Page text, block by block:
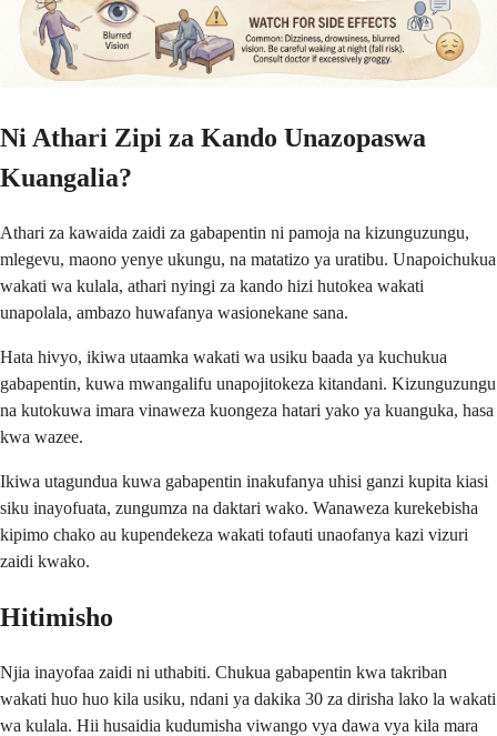
Ni Athari Zipi za Kando Unazopaswa
Kuangalia?
Athari za kawaida zaidi za gabapentin ni pamoja na kizunguzungu,
mlegevu, maono yenye ukungu, na matatizo ya uratibu. Unapoichukua
wakati wa kulala, athari nyingi za kando hizi hutokea wakati
unapolala, ambazo huwafanya wasionekane sana.
Hata hivyo, ikiwa utaamka wakati wa usiku baada ya kuchukua
gabapentin, kuwa mwangalifu unapojitokeza kitandani. Kizunguzungu
na kutokuwa imara vinaweza kuongeza hatari yako ya kuanguka, hasa
kwa wazee.
Ikiwa utagundua kuwa gabapentin inakufanya uhisi ganzi kupita kiasi
siku inayofuata, zungumza na daktari wako. Wanaweza kurekebisha
kipimo chako au kupendekeza wakati tofauti unaofanya kazi vizuri
zaidi kwako.
Hitimisho
Njia inayofaa zaidi ni uthabiti. Chukua gabapentin kwa takriban
wakati huo huo kila usiku, ndani ya dakika 30 za dirisha lako la wakati
wa kulala. Hii husaidia kudumisha viwango vya dawa vya kila mara